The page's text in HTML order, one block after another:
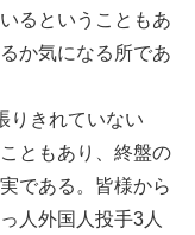
るということもあ
か気になる所であ
りきれていない
ともあり、終盤の
である。皆様から
人外国人投手3人